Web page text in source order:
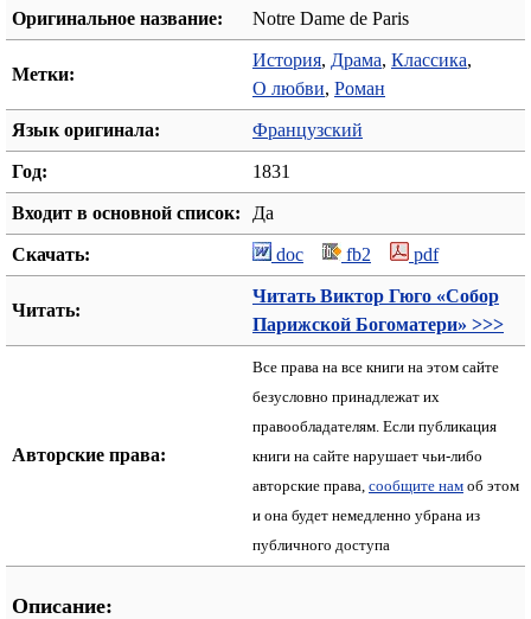
Оригинальное название: Notre Dame de Paris
Метки:
История, Драма, Классика,
О любви, Роман
Язык оригинала: Французский
Год: 1831
Входит в основной список: Да
Скачать: doc fb2 pdf
Читать:
Читать Виктор Гюго «Собор
Парижской Богоматери» >>>
Авторские права:
Все права на все книги на этом сайте
безусловно принадлежат их
правообладателям. Если публикация
книги на сайте нарушает чьи-либо
авторские права, сообщите нам об этом
и она будет немедленно убрана из
публичного доступа
Описание: